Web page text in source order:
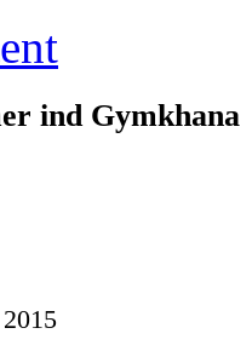
ind Gymkhana